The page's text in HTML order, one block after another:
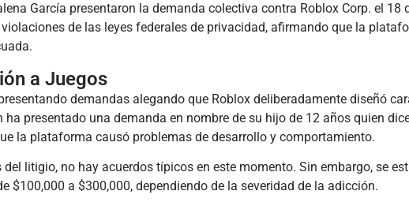
García presentaron la demanda colectiva contra Roblox Corp. el 18
de las leyes federales de privacidad, afirmando que la
a Juegos
demandas alegando que Roblox deliberadamente diseñó
presentado una demanda en nombre de su hijo de 12 años quien
la plataforma causó problemas de desarrollo y comportamiento.
litigio, no hay acuerdos típicos en este momento. Sin embargo, se
$100,000 a $300,000, dependiendo de la severidad de la adicción.